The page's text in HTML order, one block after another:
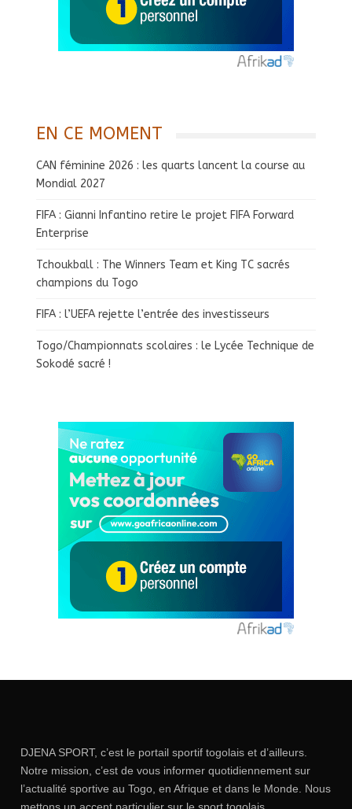
EN CE MOMENT
CAN féminine 2026 : les quarts lancent la course au
Mondial 2027
FIFA : Gianni Infantino retire le projet FIFA Forward
Enterprise
Tchoukball : The Winners Team et King TC sacrés
champions du Togo
FIFA : l’UEFA rejette l’entrée des investisseurs
Togo/Championnats scolaires : le Lycée Technique de
Sokodé sacré !
DJENA SPORT, c’est le portail sportif togolais et d’ailleurs.
Notre mission, c’est de vous informer quotidiennement sur
l’actualité sportive au Togo, en Afrique et dans le Monde. Nous